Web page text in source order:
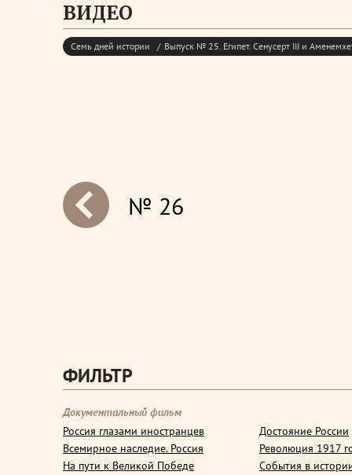
ВИДЕО
Семь дней истории Выпуск № 25. Египет. Сенусерт III и
№ 26
ФИЛЬТР
Документальный фильм
Россия глазами иностранцев
Всемирное наследие. Россия
На пути к Великой Победе
Достояние России
Революция 1917
События в